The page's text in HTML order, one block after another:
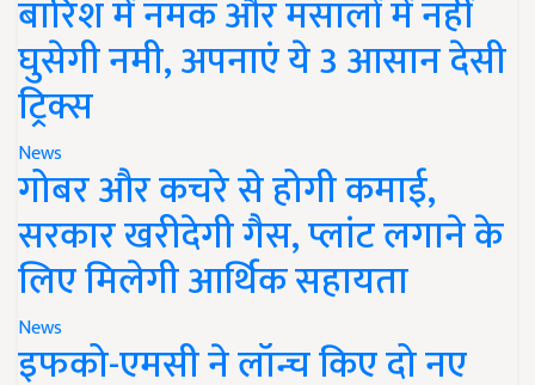
बारिश में नमक और मसालों में नहीं
घुसेगी नमी, अपनाएं ये 3 आसान देसी
ट्रिक्स
News
गोबर और कचरे से होगी कमाई,
सरकार खरीदेगी गैस, प्लांट लगाने के
लिए मिलेगी आर्थिक सहायता
News
इफको-एमसी ने लॉन्च किए दो नए